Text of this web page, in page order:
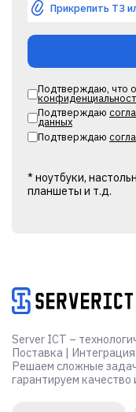
Прикрепить ТЗ
Подтверждаю, что
Подтверждаю
данных
Подтверждаю
* ноутбуки,
планшеты и т.д.
Server ICT –
Поставка |
Решаем сложные
гарантируем качество